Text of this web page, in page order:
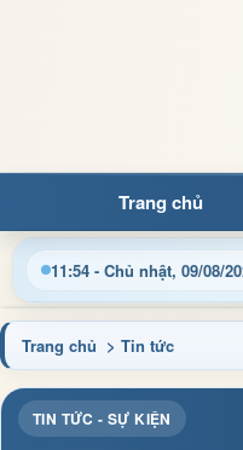
Trang chủ
11:54 - Chủ nhật, 09/08/
tin điều hành, thủ tục
Trang chủ > Tin tức
TIN TỨC - SỰ KIỆN